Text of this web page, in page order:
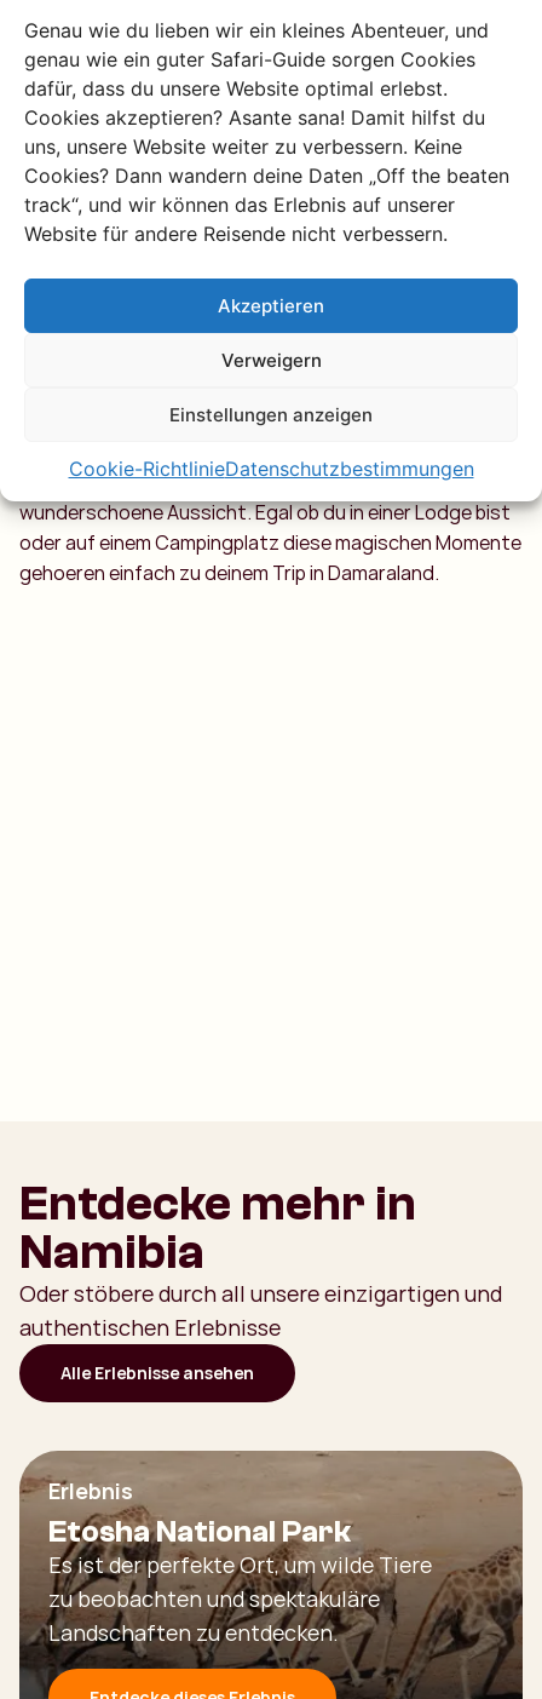
Genau wie du lieben wir ein kleines Abenteuer, und
genau wie ein guter Safari-Guide sorgen Cookies
dafür, dass du unsere Website optimal erlebst.
Cookies akzeptieren? Asante sana! Damit hilfst du
uns, unsere Website weiter zu verbessern. Keine
Cookies? Dann wandern deine Daten „Off the beaten
track“, und wir können das Erlebnis auf unserer
Website für andere Reisende nicht verbessern.
Akzeptieren
Verweigern
Einstellungen anzeigen
Cookie-RichtlinieDatenschutzbestimmungen
Zimmer und einen fantastischen Blick ueber das Klip River
Valley. Hier kannst du Safaris Wanderungen und einfach
entspanntes Relaxen geniessen.
Sundowner in
Damaraland
Kontinent aber nichts toppt einen Sundowner in
ein Bier oder was du auch immer magst und geniesst die
wunderschoene Aussicht. Egal ob du in einer Lodge bist
oder auf einem Campingplatz diese magischen Momente
gehoeren einfach zu deinem Trip in Damaraland.
Entdecke mehr in
Namibia
Oder stöbere durch all unsere einzigartigen und
authentischen Erlebnisse
Alle Erlebnisse ansehen
Erlebnis
Etosha National Park
Es ist der perfekte Ort, um wilde Tiere
zu beobachten und spektakuläre
Landschaften zu entdecken.